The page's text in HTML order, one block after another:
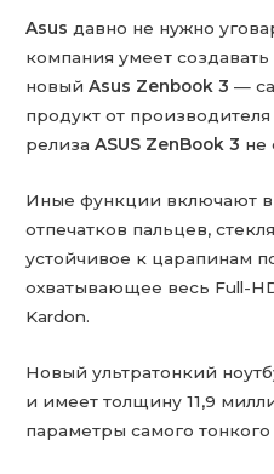
Asus давно не нужно
компания умеет
новыйAsus Zenbook 3 —
продукт от
релизаASUS ZenBook 3 не
Иные функции включают в
отпечатков пальцев,
устойчивое к царапинам
охватывающее весь Full-
Kardon.
Новый ультратонкий
и имеет толщину 11,9
параметры самого тонкого